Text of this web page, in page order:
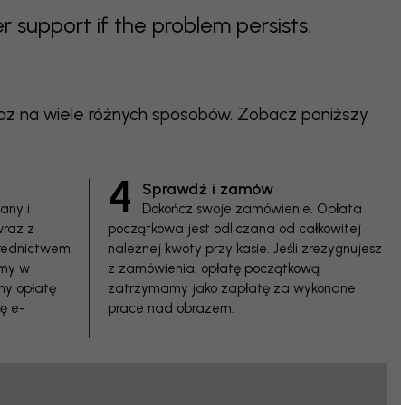
support if the problem persists.
na wiele różnych sposobów. Zobacz poniższy
i
z
w
opłatę
e-
4 Sprawdź i zamów
Dokończ swoje zamówienie. Opłata
początkowa jest odliczana od całkowitej
należnej kwoty przy kasie. Jeśli zrezygnujesz
z zamówienia, opłatę początkową
zatrzymamy jako zapłatę za wykonane
prace nad obrazem.